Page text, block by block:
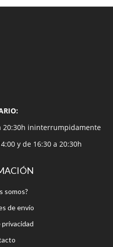
20:30h ininterrumpidamente
y de 16:30 a 20:30h
somos?
de envío